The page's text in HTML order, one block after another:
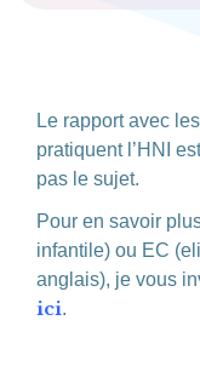
Le rapport avec
pratiquent l’HNI
pas le sujet.
Pour en savoir
infantile) ou EC
anglais), je vous
ici.